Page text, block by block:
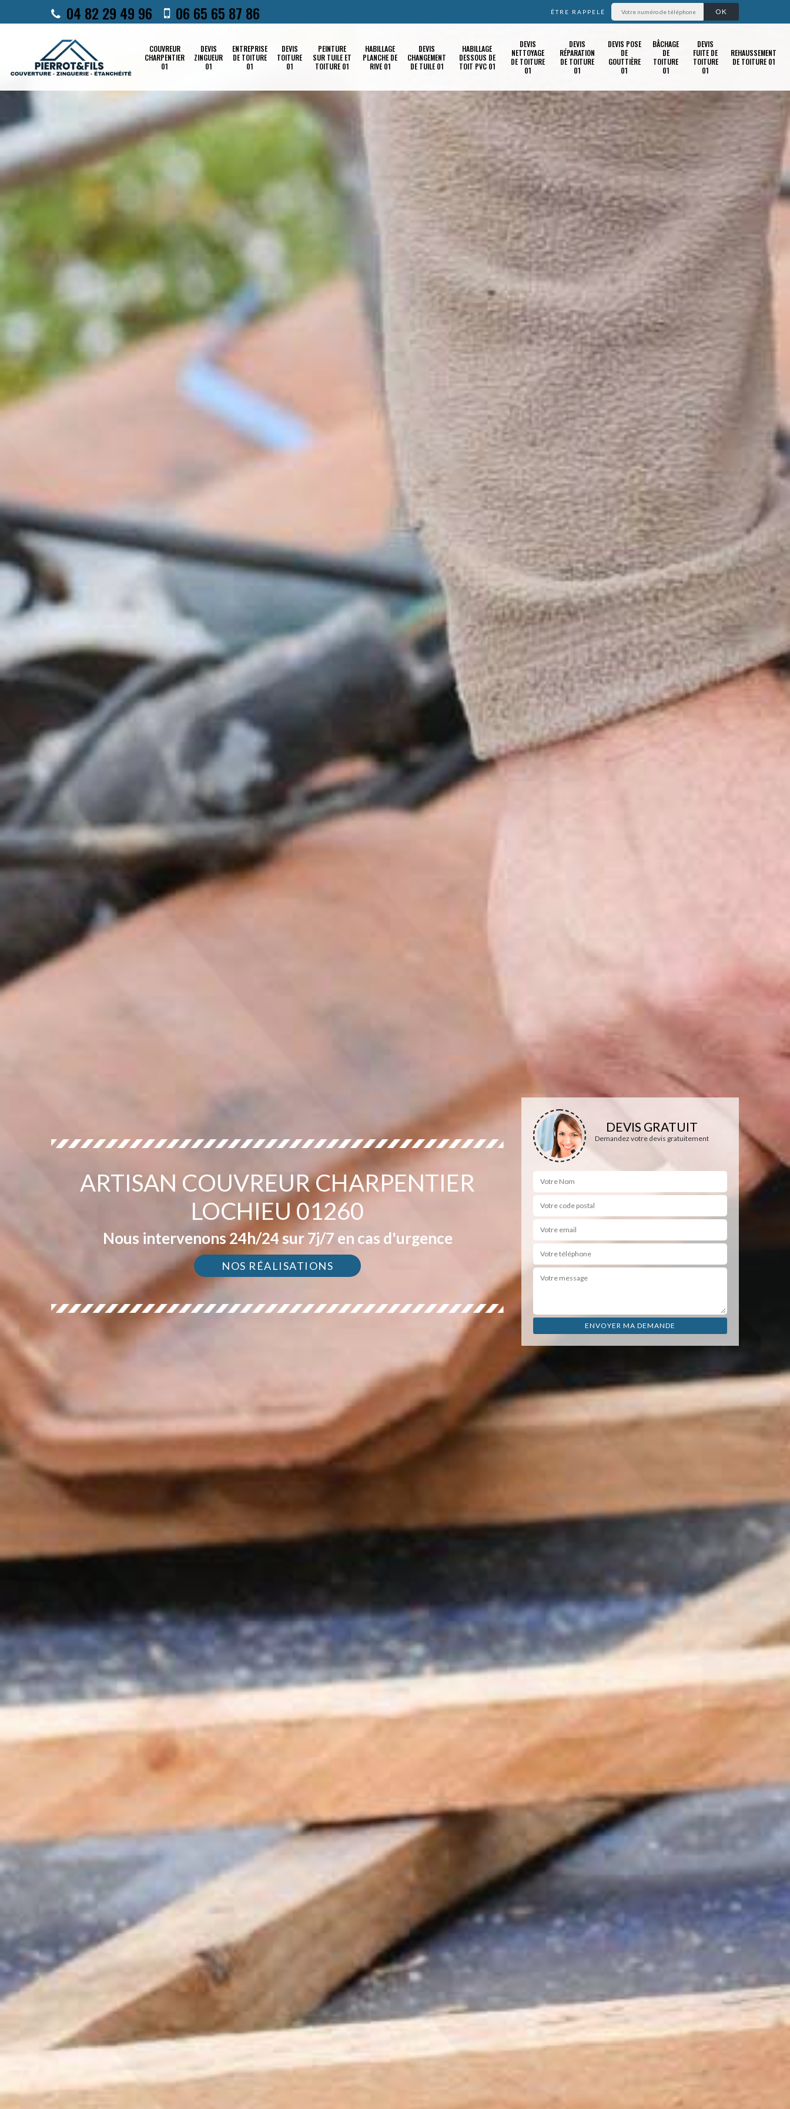
04 82 29 49 96 06 65 65 87 86 ÊTRE RAPPELÉ
COUVREUR
CHARPENTIER
01
DEVIS
ZINGUEUR
01
ENTREPRISE
DE TOITURE
01
DEVIS
TOITURE
01
PEINTURE
SUR TUILE ET
TOITURE 01
HABILLAGE
PLANCHE DE
RIVE 01
DEVIS
CHANGEMENT
DE TUILE 01
HABILLAGE
DESSOUS DE
TOIT PVC 01
DEVIS
NETTOYAGE
DE TOITURE
01
DEVIS
RÉPARATION
DE TOITURE
01
DEVIS POSE
DE
GOUTTIÈRE
01
BÂCHAGE
DE
TOITURE
01
DEVIS
FUITE DE
TOITURE
01
REHAUSSEMENT
DE TOITURE 01
ARTISAN COUVREUR CHARPENTIER
LOCHIEU 01260
Nous intervenons 24h/24 sur 7j/7 en cas d'urgence
NOS RÉALISATIONS
DEVIS GRATUIT
Demandez votre devis gratuitement